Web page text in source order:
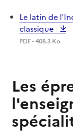
Le latin de
classique
PDF - 408.3 Ko
Les